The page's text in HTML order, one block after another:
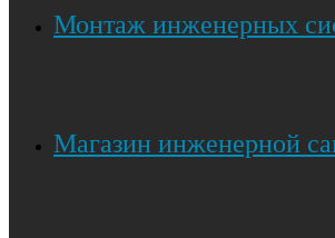
Монтаж инженерных
Магазин инженерной